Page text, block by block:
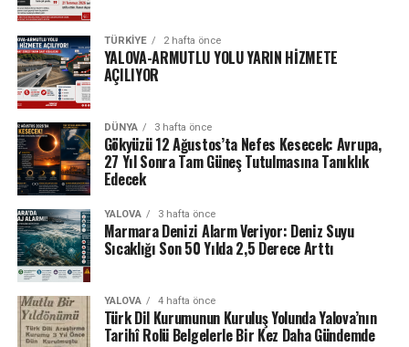
TÜRKIYE 2 hafta önce
YALOVA-ARMUTLU YOLU YARIN HİZMETE
AÇILIYOR
DÜNYA 3 hafta önce
Gökyüzü 12 Ağustos’ta Nefes Kesecek: Avrupa,
27 Yıl Sonra Tam Güneş Tutulmasına Tanıklık
Edecek
YALOVA 3 hafta önce
Marmara Denizi Alarm Veriyor: Deniz Suyu
Sıcaklığı Son 50 Yılda 2,5 Derece Arttı
YALOVA 4 hafta önce
Türk Dil Kurumunun Kuruluş Yolunda Yalova’nın
Tarihî Rolü Belgelerle Bir Kez Daha Gündemde